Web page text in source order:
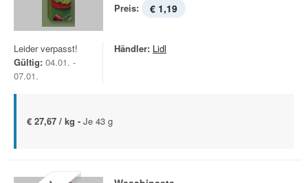
Preis: € 1,19
Leider verpasst!
Gültig: 04.01. -
07.01.
Händler: Lidl
€ 27,67 / kg - Je 43 g